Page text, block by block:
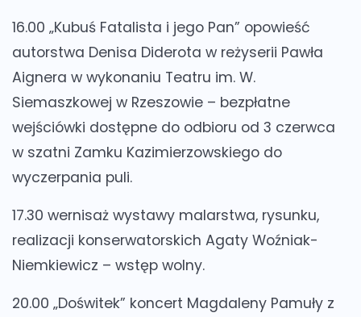
16.00 „Kubuś Fatalista i jego Pan” opowieść
autorstwa Denisa Diderota w reżyserii Pawła
Aignera w wykonaniu Teatru im. W.
Siemaszkowej w Rzeszowie – bezpłatne
wejściówki dostępne do odbioru od 3 czerwca
w szatni Zamku Kazimierzowskiego do
wyczerpania puli.
17.30 wernisaż wystawy malarstwa, rysunku,
realizacji konserwatorskich Agaty Woźniak-
Niemkiewicz – wstęp wolny.
20.00 „Doświtek” koncert Magdaleny Pamuły z